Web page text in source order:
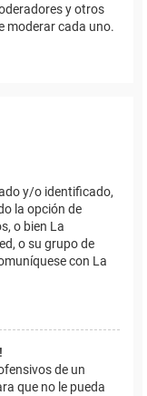
y otros
moderar cada uno.
y/o identificado,
la opción de
o bien La
o su grupo de
con La
de un
que no le pueda